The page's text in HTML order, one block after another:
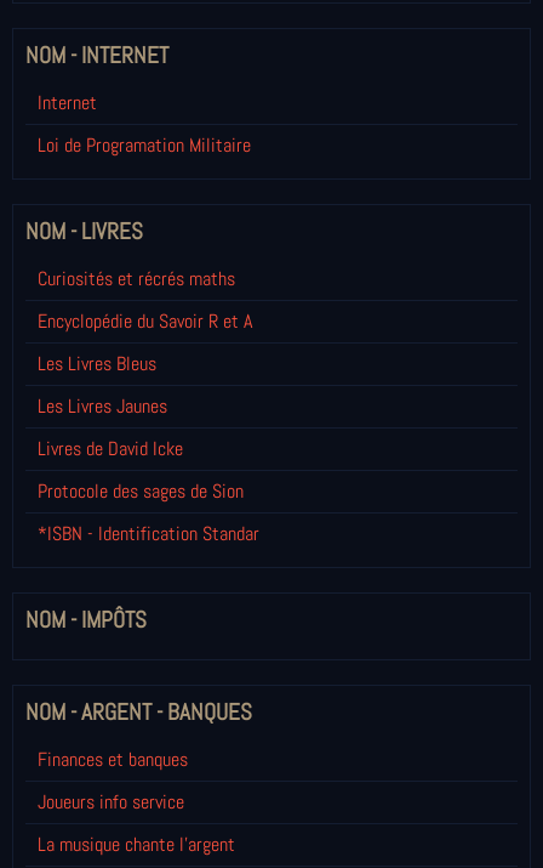
NOM - INTERNET
Internet
Loi de Programation Militaire
NOM - LIVRES
Curiosités et récrés maths
Encyclopédie du Savoir R et A
Les Livres Bleus
Les Livres Jaunes
Livres de David Icke
Protocole des sages de Sion
*ISBN - Identification Standar
NOM - IMPÔTS
NOM - ARGENT - BANQUES
Finances et banques
Joueurs info service
La musique chante l'argent